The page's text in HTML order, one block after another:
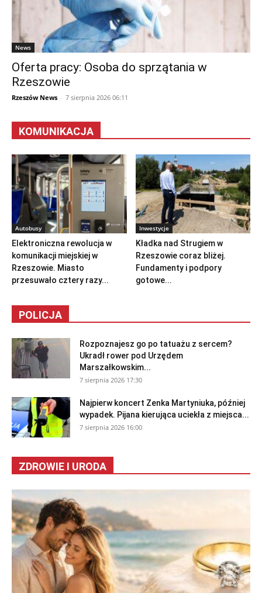
News
Oferta pracy: Osoba do sprzątania w
Rzeszowie
Rzeszów News - 7 sierpnia 2026 06:11
KOMUNIKACJA
Autobusy
Elektroniczna rewolucja w
komunikacji miejskiej w
Rzeszowie. Miasto
przesuwało cztery razy...
Inwestycje
Kładka nad Strugiem w
Rzeszowie coraz bliżej.
Fundamenty i podpory
gotowe...
POLICJA
Rozpoznajesz go po tatuażu z sercem?
Ukradł rower pod Urzędem
Marszałkowskim...
7 sierpnia 2026 17:30
Najpierw koncert Zenka Martyniuka, później
wypadek. Pijana kierująca uciekła z miejsca...
7 sierpnia 2026 16:00
ZDROWIE I URODA